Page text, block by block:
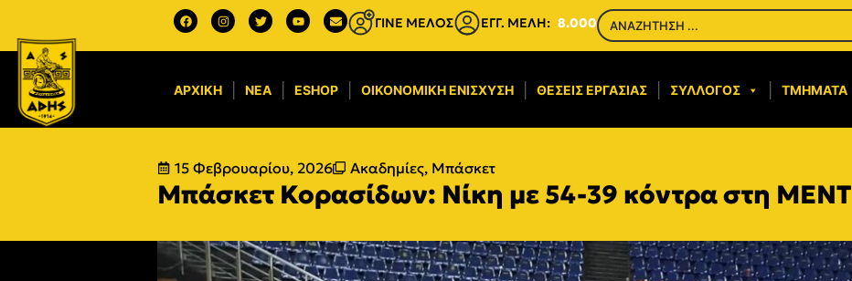
ΓΙΝΕ ΜΕΛΟΣ ΕΓΓ. ΜΕΛΗ: 8.000
ΑΡΧΙΚΉ ΝΈΑ ESHOP ΟΙΚΟΝΟΜΙΚΉ ΕΝΊΣΧΥΣΗ​ ΘΈΣΕΙΣ ΕΡΓΑΣΊΑΣ ΣΎΛΛΟΓΟΣ ΤΜΉΜΑΤΑ
15 Φεβρουαρίου, 2026 Ακαδημίες, Μπάσκετ
Μπάσκετ Κορασίδων: Nίκη με 54-39 κόντρα στη ΜΕΝΤ